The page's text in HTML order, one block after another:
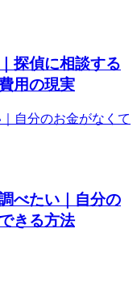
探偵に相談する
用の現実
べたい｜自分の
きる方法